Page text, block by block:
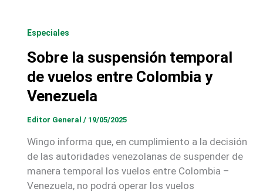
Especiales
Sobre la suspensión temporal
de vuelos entre Colombia y
Venezuela
Editor General / 19/05/2025
Wingo informa que, en cumplimiento a la decisión
de las autoridades venezolanas de suspender de
manera temporal los vuelos entre Colombia –
Venezuela, no podrá operar los vuelos